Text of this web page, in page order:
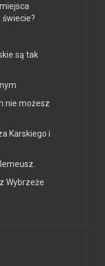
są tak
nie możesz
Karskiego i
Wybrzeże